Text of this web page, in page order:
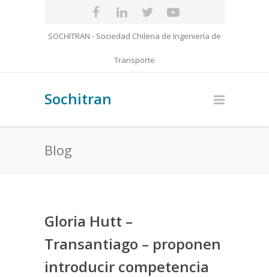
SOCHITRAN - Sociedad Chilena de Ingeniería de
Transporte
Sochitran
Blog
Gloria Hutt –
Transantiago – proponen
introducir competencia